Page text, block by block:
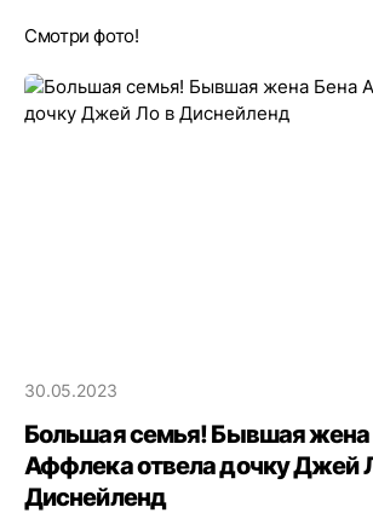
Смотри фото!
30.05.2023
Большая семья! Бывшая жена
Аффлека отвела дочку Джей
Диснейленд